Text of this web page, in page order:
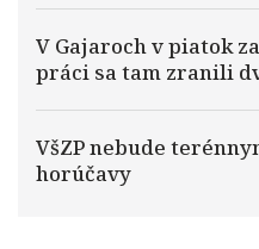
V Gajaroch v piatok
práci sa tam zranili
VšZP nebude
horúčavy